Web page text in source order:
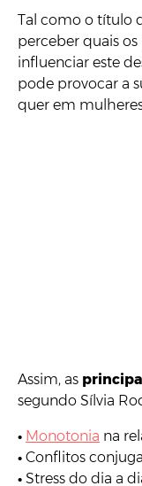
Tal como o título
perceber quais
influenciar este
pode provocar a
quer em
Assim, as
segundo Sílvia
• Monotonia na
• Conflitos
• Stress do dia a